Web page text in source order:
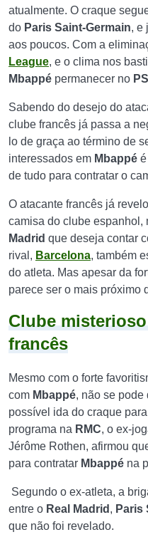
atualmente. O craque
do Paris Saint-Germain, e
aos poucos. Com a
League, e o clima nos
Mbappé permanecer no
Sabendo do desejo do
clube francês já passa a
lo de graça ao término de
interessados em Mbappé
de tudo para contratar o
O atacante francês já
camisa do clube espanhol,
Madrid que deseja contar
rival, Barcelona, também
do atleta. Mas apesar da
parece ser o mais próximo
Clube
francês
Mesmo com o forte
com Mbappé, não se pode
possível ida do craque
programa na RMC, o ex-
Jérôme Rothen, afirmou
para contratar Mbappé na
Segundo o ex-atleta, a
entre o Real Madrid , Paris
que não foi revelado.